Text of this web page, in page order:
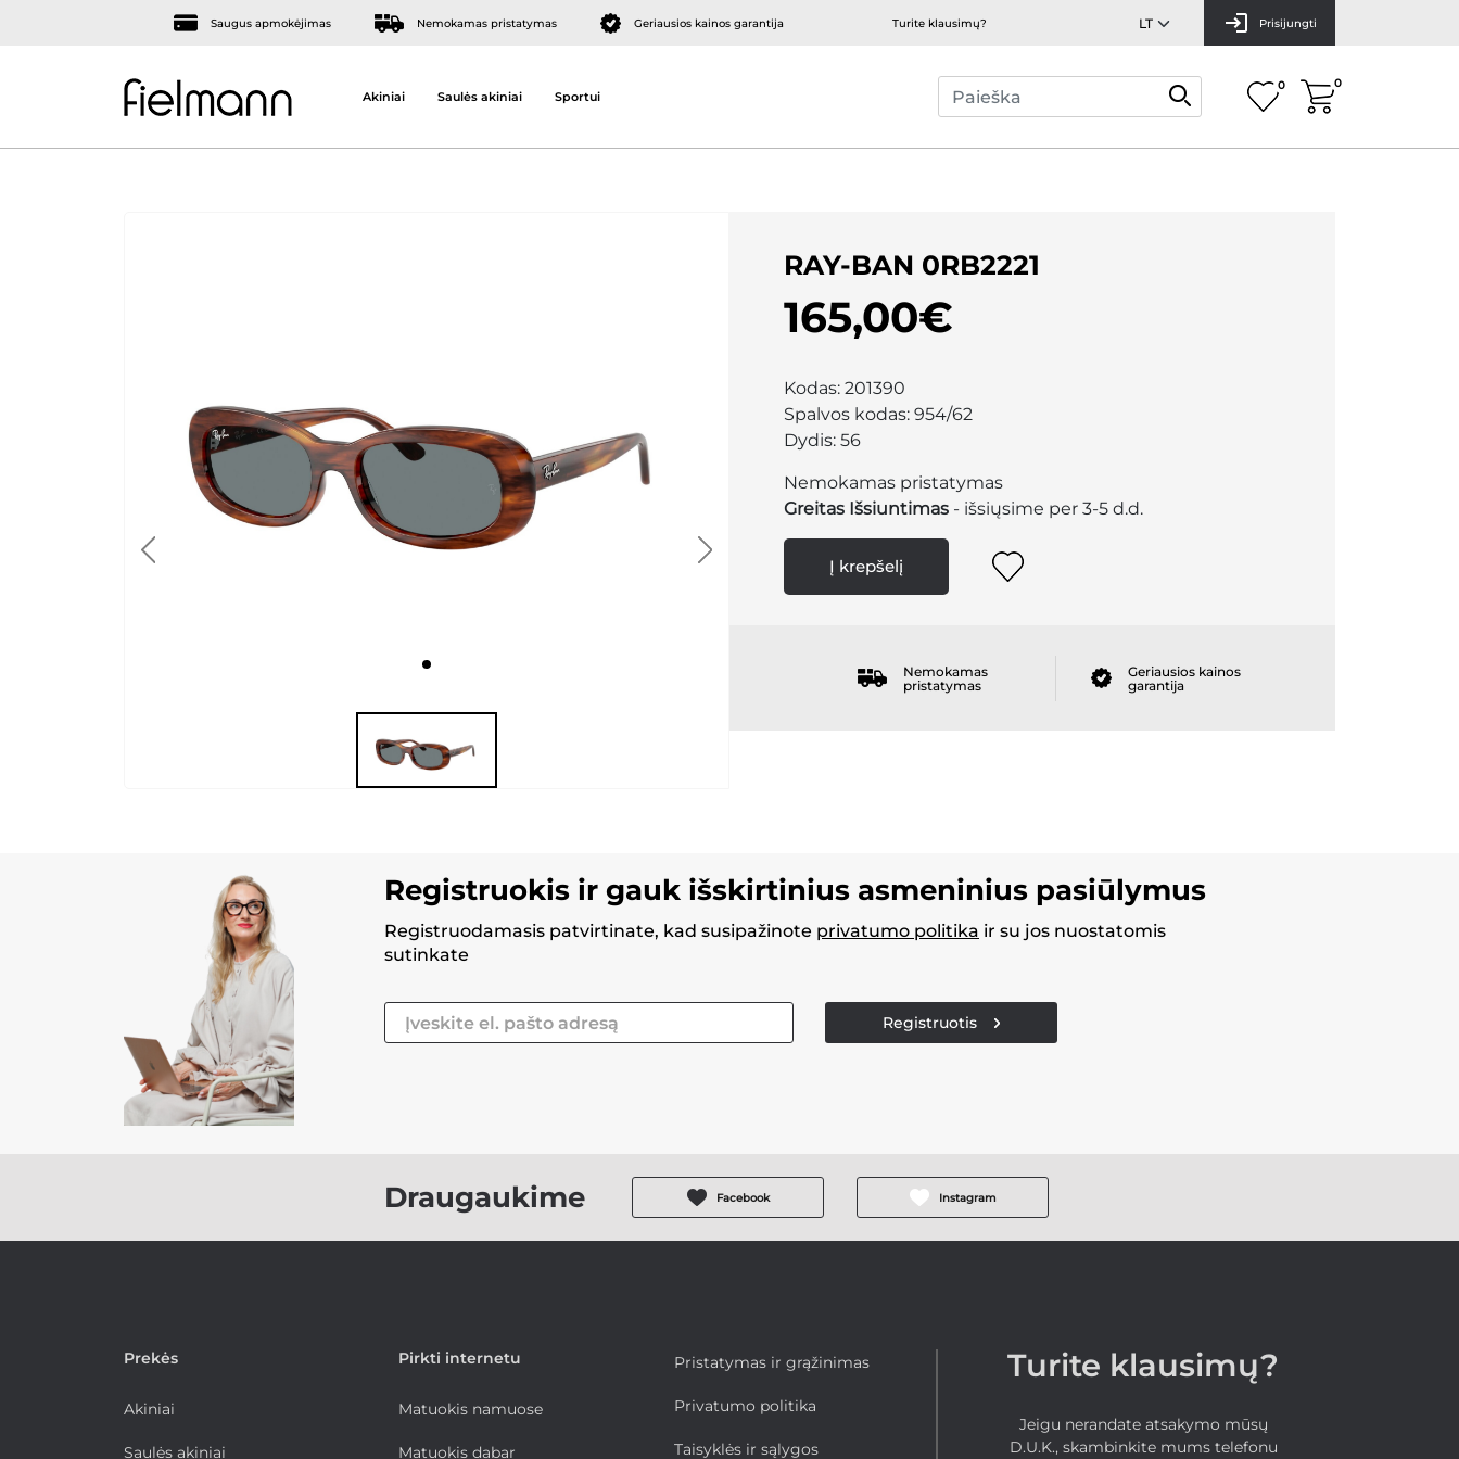
Saugus apmokėjimas Nemokamas pristatymas Geriausios kainos garantija Turite klausimų? Prisijungti
Akiniai Saulės akiniai Sportui
0 0
RAY-BAN 0RB2221
165,00€
Kodas: 201390
Spalvos kodas: 954/62
Dydis: 56
Nemokamas pristatymas
Greitas Išsiuntimas - išsiųsime per 3-5 d.d.
Į krepšelį
Nemokamas
pristatymas
Geriausios kainos
garantija
Registruokis ir gauk išskirtinius asmeninius pasiūlymus
Registruodamasis patvirtinate, kad susipažinote privatumo politika ir su jos nuostatomis
sutinkate
Registruotis
Draugaukime Facebook Instagram
Prekės
Akiniai
Saulės akiniai
Pirkti internetu
Matuokis namuose
Matuokis dabar
Pristatymas ir grąžinimas
Privatumo politika
Taisyklės ir sąlygos
Turite klausimų?
Jeigu nerandate atsakymo mūsų
D.U.K., skambinkite mums telefonu